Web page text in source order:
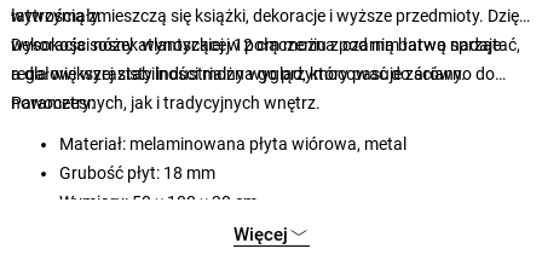
wytrzymały.
łatwością zmieszczą się książki, dekoracje i wyższe przedmioty. Dzięki
wysokości nóżek wynoszącej 12 cm można pod nim łatwo sprzątać,
a dla większej stabilności można go przymocować do ściany.
Dekoracja sosny atlantyckiej w połączeniu z czarną barwą nadaje
regałowi wyrazisty industrialny wygląd, który pasuje zarówno do
nowoczesnych, jak i tradycyjnych wnętrz.
Parametry:
Materiał: melaminowana płyta wiórowa, metal
Grubość płyt: 18 mm
Wymiary: 50 × 180 × 30 cm
Więcej